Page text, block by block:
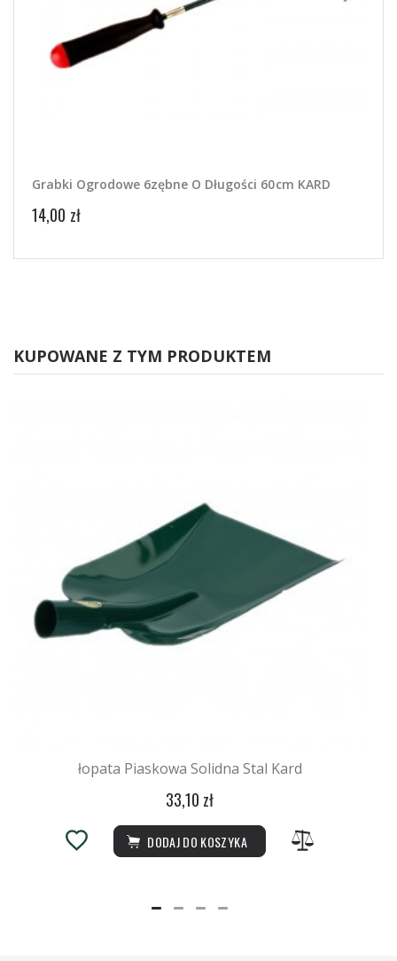
Grabki Ogrodowe 6zębne O Długości 60cm KARD
14,00 zł
KUPOWANE Z TYM PRODUKTEM
łopata Piaskowa Solidna Stal Kard
33,10 zł
DODAJ DO KOSZYKA